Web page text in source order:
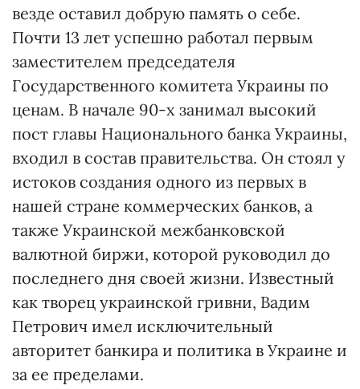
везде оставил добрую память о себе.
Почти 13 лет успешно работал первым
заместителем председателя
Государственного комитета Украины по
ценам. В начале 90-х занимал высокий
пост главы Национального банка Украины,
входил в состав правительства. Он стоял у
истоков создания одного из первых в
нашей стране коммерческих банков, а
также Украинской межбанковской
валютной биржи, которой руководил до
последнего дня своей жизни. Известный
как творец украинской гривни, Вадим
Петрович имел исключительный
авторитет банкира и политика в Украине и
за ее пределами.